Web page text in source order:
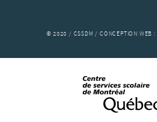
© 2020 / CSSDM / CONCEPTION WEB :